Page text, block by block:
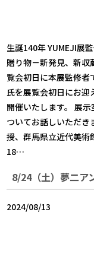
生誕140年 YUMEJI展
贈り物－新発見、新
覧会初日に本展監修者
氏を展覧会初日にお迎
開催いたします。 展
ついてお話しいただ
授、群馬県立近代美術
18…
2024/08/13